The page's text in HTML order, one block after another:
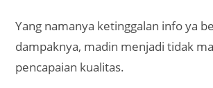
Yang namanya ketinggalan info ya
dampaknya, madin menjadi tidak
pencapaian kualitas.